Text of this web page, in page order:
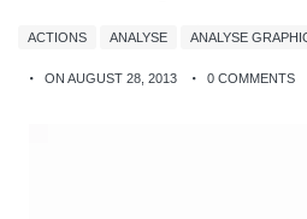
ACTIONS ANALYSE ANALYSE
ON AUGUST 28, 2013 0 COMMENTS